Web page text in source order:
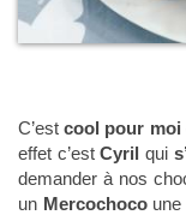
C’estcool pour moi
effet c’estCyril qui
demander à nos
un Mercochocoune